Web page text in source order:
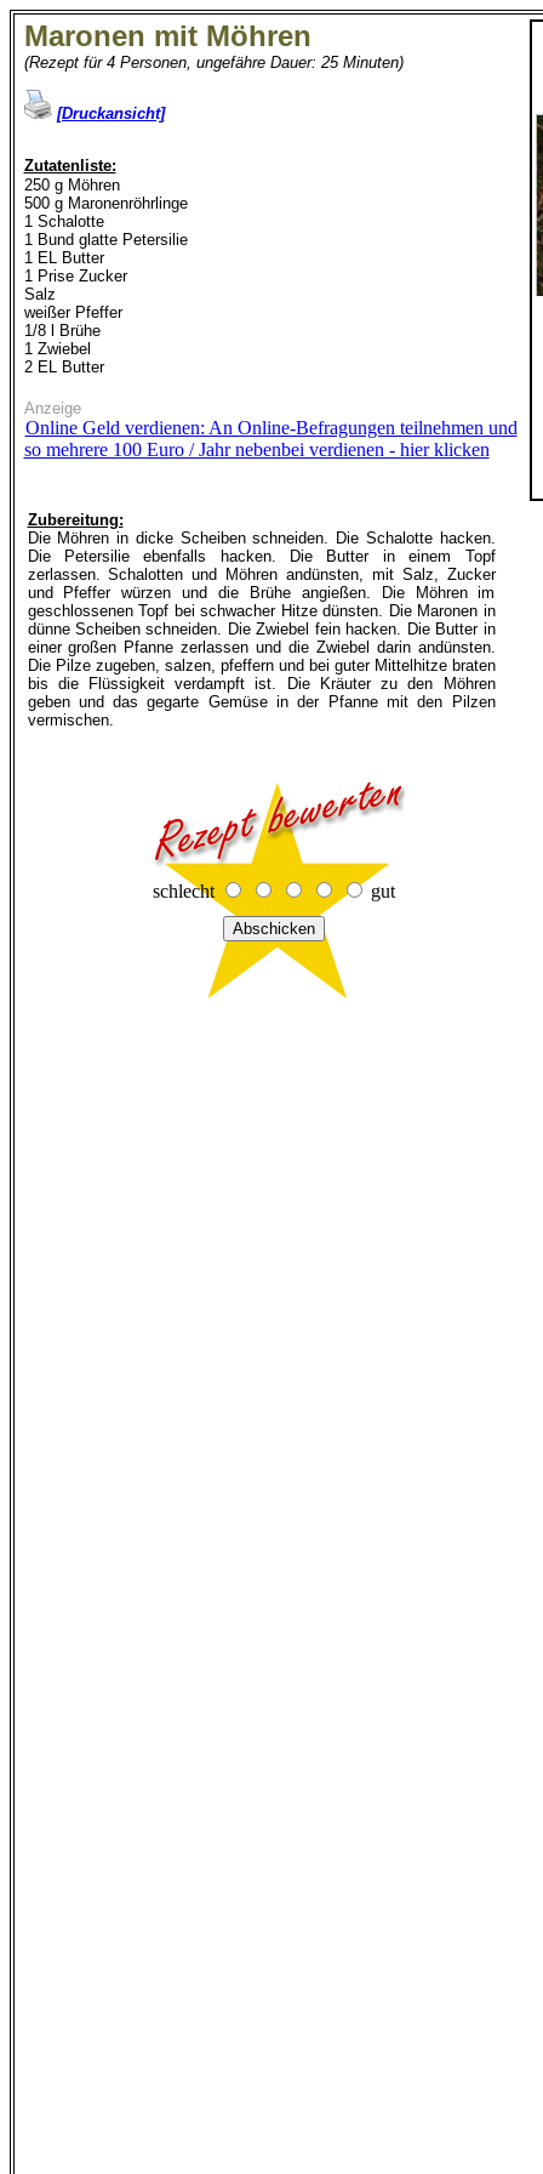
Maronen mit Möhren
(Rezept für 4 Personen, ungefähre Dauer: 25 Minuten)
[Druckansicht]
Zutatenliste:
250 g Möhren
500 g Maronenröhrlinge
1 Schalotte
1 Bund glatte Petersilie
1 EL Butter
1 Prise Zucker
Salz
weißer Pfeffer
1/8 l Brühe
1 Zwiebel
2 EL Butter
Anzeige
Online Geld verdienen: An Online-Befragungen teilnehmen und
so mehrere 100 Euro / Jahr nebenbei verdienen - hier klicken
Zubereitung:
Die Möhren in dicke Scheiben schneiden. Die Schalotte hacken.
Die Petersilie ebenfalls hacken. Die Butter in einem Topf
zerlassen. Schalotten und Möhren andünsten, mit Salz, Zucker
und Pfeffer würzen und die Brühe angießen. Die Möhren im
geschlossenen Topf bei schwacher Hitze dünsten. Die Maronen in
dünne Scheiben schneiden. Die Zwiebel fein hacken. Die Butter in
einer großen Pfanne zerlassen und die Zwiebel darin andünsten.
Die Pilze zugeben, salzen, pfeffern und bei guter Mittelhitze braten
bis die Flüssigkeit verdampft ist. Die Kräuter zu den Möhren
geben und das gegarte Gemüse in der Pfanne mit den Pilzen
vermischen.
schlecht gut